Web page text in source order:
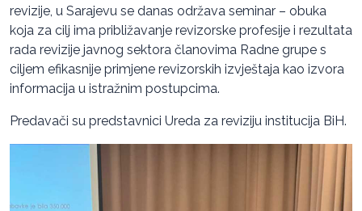
revizije, u Sarajevu se danas održava seminar – obuka
koja za cilj ima približavanje revizorske profesije i rezultata
rada revizije javnog sektora članovima Radne grupe s
ciljem efikasnije primjene revizorskih izvještaja kao izvora
informacija u istražnim postupcima.
Predavači su predstavnici Ureda za reviziju institucija BiH.